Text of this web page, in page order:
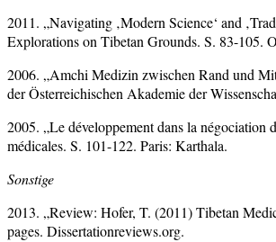
2011. „Navigating ‚Modern Science‘ and
Explorations on Tibetan Grounds. S. 83-105.
2006. „Amchi Medizin zwischen Rand und
der Österreichischen Akademie der
2005. „Le développement dans la négociation
médicales. S. 101-122. Paris: Karthala.
Sonstige
2013. „Review: Hofer, T. (2011) Tibetan
pages. Dissertationreviews.org.